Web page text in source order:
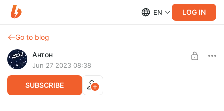
EN LOG IN
Go to blog
Антон
Jun 27 2023 08:38
SUBSCRIBE